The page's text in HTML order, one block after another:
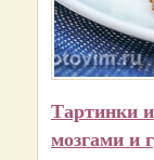
Тартинки
мозгами и